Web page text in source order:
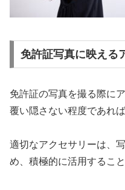
免許証写真に映える
免許証の写真を撮る際に
覆い隠さない程度であれ
適切なアクセサリーは、
め、積極的に活用するこ